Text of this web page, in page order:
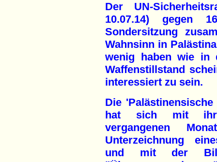
Der UN-
10.07.14) gegen
Sondersitzung
Wahnsinn in
wenig haben wie in
Waffenstillstand
interessiert zu sein.
Die
hat sich mit
vergangenen
Unterzeichnung
und mit der